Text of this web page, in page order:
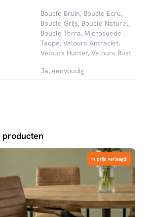
Boucle Bruin, Boucle Ecru,
Boucle Grijs, Bouclé Naturel,
Boucle Terra, Microsuede
Taupe, Velours Antraciet,
Velours Hunter, Velours Rust
Ja, eenvoudig
in prijs verlaagd!
in prijs verlaagd!